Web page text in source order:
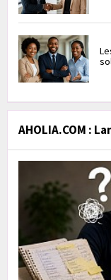
AHOLIA.COM :